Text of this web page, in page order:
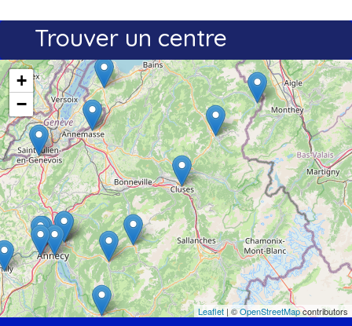
Trouver un centre
+
−
Leaflet | ©OpenStreetMapcontributors